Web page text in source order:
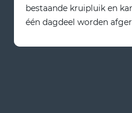
bestaande kruipluik en
één dagdeel worden